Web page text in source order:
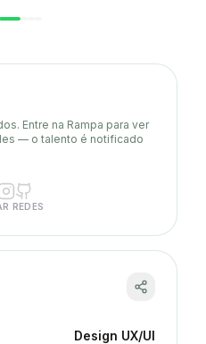
Entre na Rampa para ver
— o talento é notificado
REDES
Design UX/UI